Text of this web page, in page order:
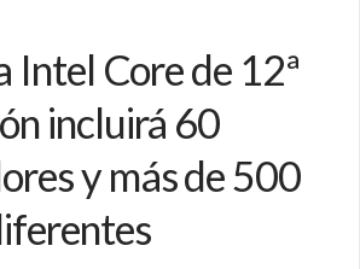
Intel Core de 12ª
incluirá 60
y más de 500